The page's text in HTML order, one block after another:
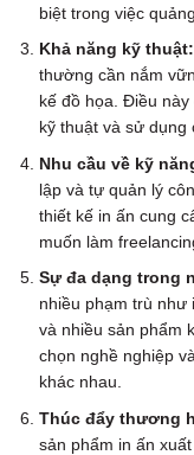
biệt trong việc
Khả năng kỹ thuật:
thường cần nắm
kế đồ họa. Điều
kỹ thuật và sử dụng
Nhu cầu về kỹ
lập và tự quản lý
thiết kế in ấn cung
muốn làm
Sự đa dạng trong
nhiều phạm trù như
và nhiều sản phẩm
chọn nghề nghiệp
khác nhau.
Thúc đẩy thương
sản phẩm in ấn